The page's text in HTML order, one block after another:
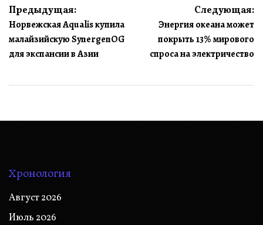
Навигация
по
записям
Предыдущая:
Норвежская Aqualis купила
малайзийскую SynergenOG
для экспансии в Азии
Следующая:
Энергия океана может
покрыть 13% мирового
спроса на электричество
Хронология
Август 2026
Июль 2026